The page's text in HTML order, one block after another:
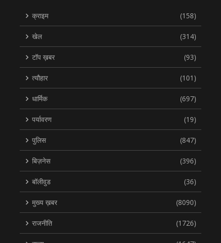
क्राइम (158)
खेल (314)
टॉप ख़बर (93)
त्यौहार (101)
धार्मिक (697)
पर्यावरण (19)
पुलिस (847)
बिज़नेस (396)
बॉलीवुड (36)
मुख्य ख़बर (8090)
राजनीति (1726)